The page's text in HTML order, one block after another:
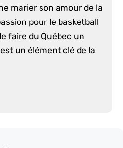
marier son amour de la
pour le basketball
faire du Québec un
un élément clé de la